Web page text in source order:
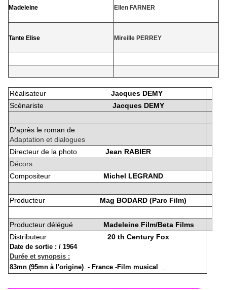
Madeleine Ellen FARNER
Tante Elise Mireille PERREY
Réalisateur
Jacques DEMY
Scénariste
Jacques DEMY
D'après le roman de
Adaptation et dialogues
Directeur de la photo
Jean RABIER
Décors
Compositeur
Michel LEGRAND
Producteur Mag BODARD (Parc Film)
Producteur délégué Madeleine Film/Beta Films
Distributeur
20 th Century Fox
Date de sortie : / 1964
Durée et synopsis :
83mn (95mn à l'origine) - France -Film musical